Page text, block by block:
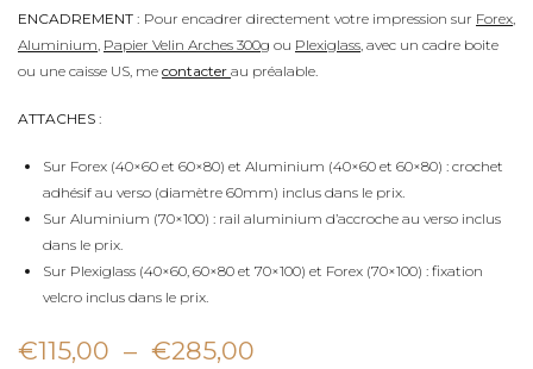
ENCADREMENT : Pour encadrer directement votre impression sur Forex
Aluminium Papier Velin Arches 300g ou Plexiglass , avec un cadre boite
ou une caisse US, me contacter au préalable.
ATTACHES :
Sur Forex (40×60 et 60×80) et Aluminium (40×60 et 60×80) : crochet
adhésif au verso (diamètre 60mm) inclus dans le prix.
Sur Aluminium (70×100) : rail aluminium d’accroche au verso inclus
dans le prix.
Sur Plexiglass (40×60, 60×80 et 70×100) et Forex (70×100) : fixation
velcro inclus dans le prix.
€115,00 – €285,00